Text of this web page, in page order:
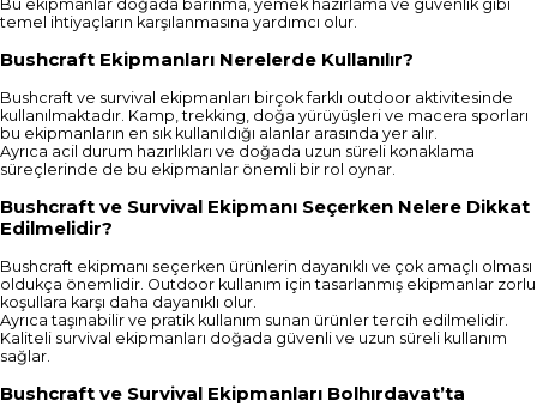
Bu ekipmanlar doğada barınma, yemek hazırlama ve güvenlik gibi
temel ihtiyaçların karşılanmasına yardımcı olur.
Bushcraft Ekipmanları Nerelerde Kullanılır?
Bushcraft ve survival ekipmanları birçok farklı outdoor aktivitesinde
kullanılmaktadır. Kamp, trekking, doğa yürüyüşleri ve macera sporları
bu ekipmanların en sık kullanıldığı alanlar arasında yer alır.
Ayrıca acil durum hazırlıkları ve doğada uzun süreli konaklama
süreçlerinde de bu ekipmanlar önemli bir rol oynar.
Bushcraft ve Survival Ekipmanı Seçerken Nelere Dikkat
Edilmelidir?
Bushcraft ekipmanı seçerken ürünlerin dayanıklı ve çok amaçlı olması
oldukça önemlidir. Outdoor kullanım için tasarlanmış ekipmanlar zorlu
koşullara karşı daha dayanıklı olur.
Ayrıca taşınabilir ve pratik kullanım sunan ürünler tercih edilmelidir.
Kaliteli survival ekipmanları doğada güvenli ve uzun süreli kullanım
sağlar.
Bushcraft ve Survival Ekipmanları Bolhırdavat’ta